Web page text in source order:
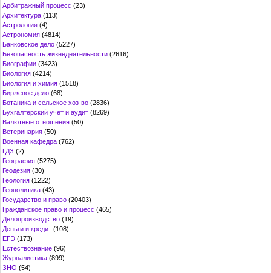
Арбитражный процесс (23)
Архитектура (113)
Астрология (4)
Астрономия (4814)
Банковское дело (5227)
Безопасность жизнедеятельности (2616)
Биографии (3423)
Биология (4214)
Биология и химия (1518)
Биржевое дело (68)
Ботаника и сельское хоз-во (2836)
Бухгалтерский учет и аудит (8269)
Валютные отношения (50)
Ветеринария (50)
Военная кафедра (762)
ГДЗ (2)
География (5275)
Геодезия (30)
Геология (1222)
Геополитика (43)
Государство и право (20403)
Гражданское право и процесс (465)
Делопроизводство (19)
Деньги и кредит (108)
ЕГЭ (173)
Естествознание (96)
Журналистика (899)
ЗНО (54)